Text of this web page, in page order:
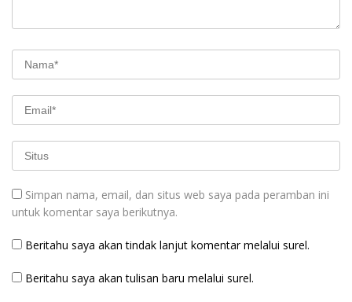
Simpan nama, email, dan situs web saya pada peramban ini
untuk komentar saya berikutnya.
Beritahu saya akan tindak lanjut komentar melalui surel.
Beritahu saya akan tulisan baru melalui surel.